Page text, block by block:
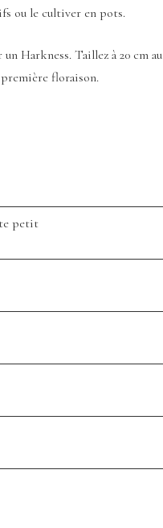
ou le cultiver en pots.
Harkness. Taillez à 20 cm au
floraison.
petit